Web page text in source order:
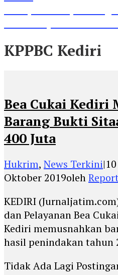
KPPBC Kediri
Bea Cukai Kediri
Barang Bukti
400 Juta
Hukrim, News Terkini|
Oktober 2019oleh
KEDIRI
dan Pelayanan Bea
Kediri memusnahkan
hasil penindakan tahun
Tidak Ada Lagi